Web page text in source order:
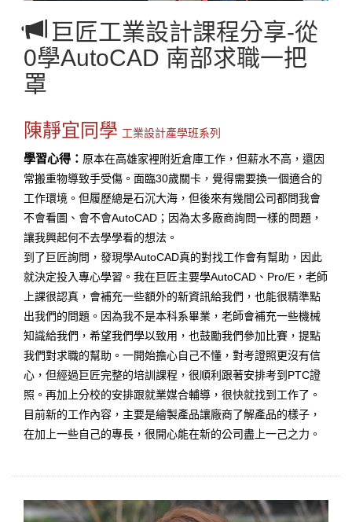
巨匠工業設計課程分享-從
0學AutoCAD 南部求職一把
罩
陳靜宜同學 工業設計產學班系列
學習心得： 原本在高雄家裡附近倉庫工作，但薪水不高，還因
常搬重物導致手受傷。面臨30歲關卡，覺得需要換一個適合的
工作環境。但履歷總是石沉大海，但後來有幾間公司都問我會
不會看圖、會不會AutoCAD；因為太多廠商詢問一樣的問題，
讓我興起何不去學學看的想法。
到了巨匠詢問，發現學AutoCAD真的對找工作會有幫助，因此
就決定投入專心學習。我在巨匠主要學AutoCAD、Pro/E，老師
上課很認真，會補充一些額外的新資訊給我們，也能很精準點
出我們的問題。因為我不是本科系畢業，老師會補充一些機械
知識給我們，希望我們學以致用，也鼓勵我們參加比賽，提點
我們對求職的幫助。一開始擔心自己不懂，對考證照更沒有信
心，但經過巨匠完整的培訓課程，很順利跟著安排考到PTC證
照。再加上分校的安排跟就業媒合輔導，很快就找到工作了。
目前新的工作內容，主要是繪製產品讓廠商了解產品的樣子，
在加上一些自己的專長，很開心能在新的公司盡上一己之力。